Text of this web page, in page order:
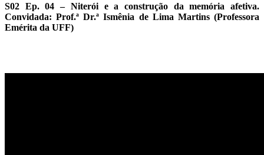
S02 Ep. 04 – Niterói e a construção da memória afetiva.
Convidada: Prof.ª Dr.ª Ismênia de Lima Martins (Professora
Emérita da UFF)